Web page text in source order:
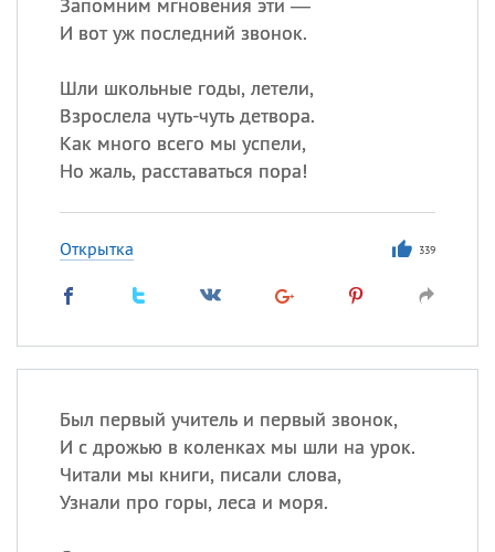
И вот уж последний звонок.
Шли школьные годы, летели,
Взрослела чуть-чуть детвора.
Как много всего мы успели,
Но жаль, расставаться пора!
Открытка 339
Был первый учитель и первый звонок,
И с дрожью в коленках мы шли на урок.
Читали мы книги, писали слова,
Узнали про горы, леса и моря.